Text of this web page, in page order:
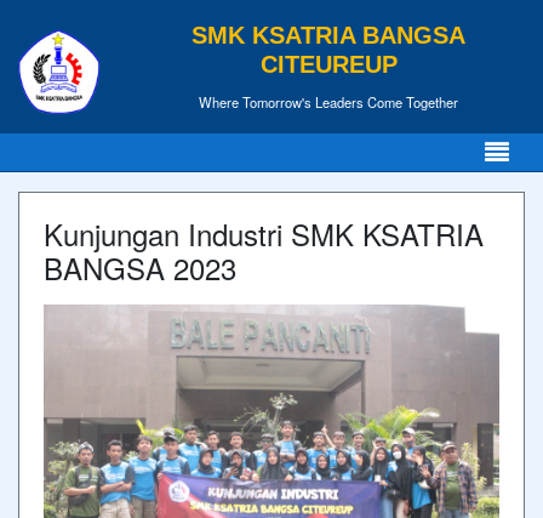
SMK KSATRIA BANGSA
CITEUREUP
Where Tomorrow's Leaders Come Together
Kunjungan Industri SMK KSATRIA
BANGSA 2023